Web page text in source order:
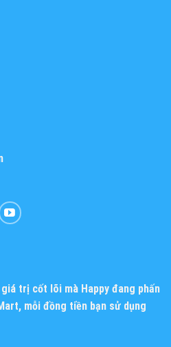
trị cốt lõi mà Happy đang phấn
mỗi đồng tiền bạn sử dụng